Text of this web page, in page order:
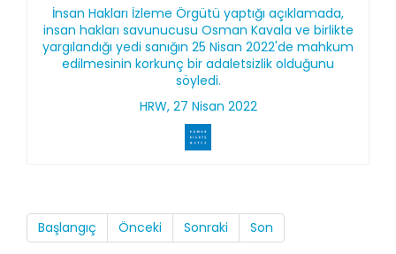
İnsan Hakları İzleme Örgütü yaptığı açıklamada,
insan hakları savunucusu Osman Kavala ve birlikte
yargılandığı yedi sanığın 25 Nisan 2022'de mahkum
edilmesinin korkunç bir adaletsizlik olduğunu
söyledi.
HRW, 27 Nisan 2022
Başlangıç Önceki Sonraki Son